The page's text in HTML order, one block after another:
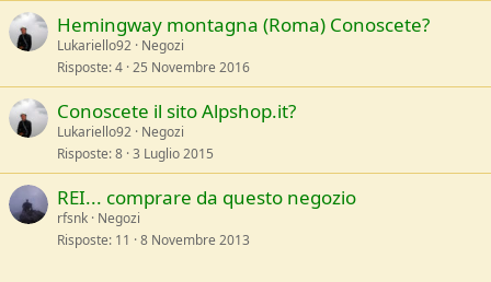
Hemingway montagna (Roma) Conoscete?
Lukariello92 Negozi
Risposte 4 25 Novembre 2016
Conoscete il sito Alpshop.it?
Lukariello92 Negozi
Risposte 8 3 Luglio 2015
REI... comprare da questo negozio
rfsnk Negozi
Risposte 11 8 Novembre 2013